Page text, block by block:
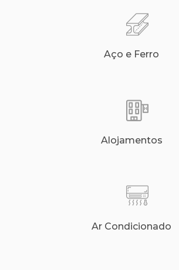
Aço e Ferro
Alojamentos
Ar Condicionado